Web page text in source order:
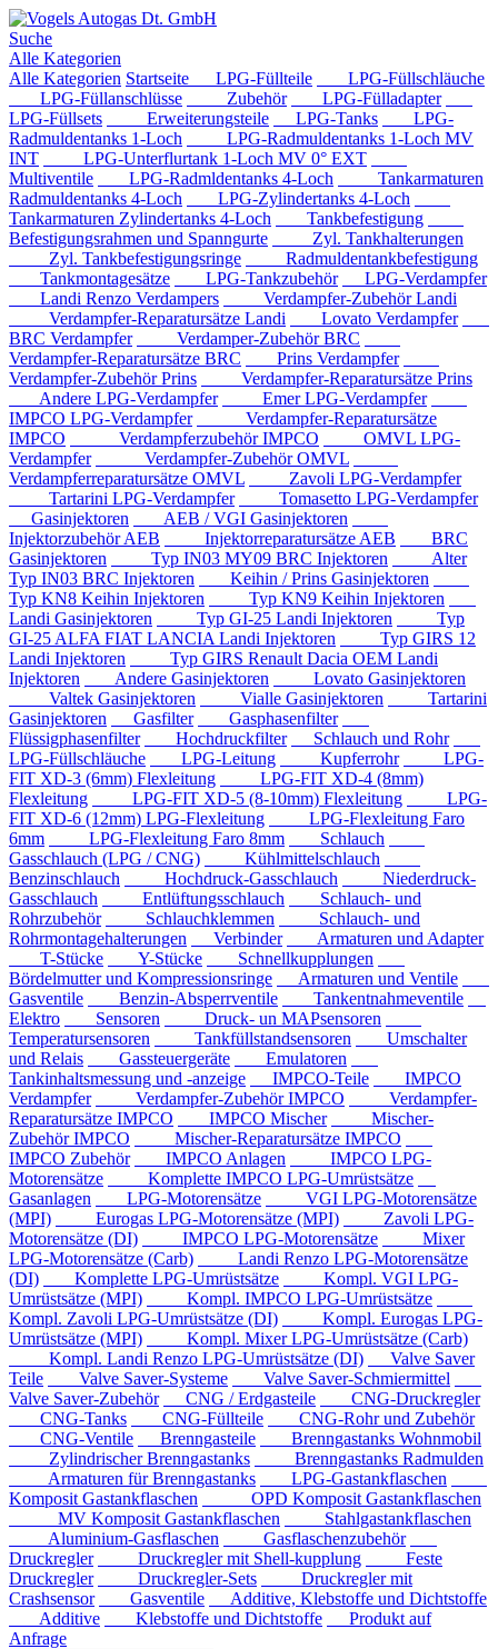
Suche
Alle Kategorien
Alle Kategorien Startseite LPG-Füllteile
LPG-Füllschläuche
LPG-Füllanschlüsse
Zubehör
LPG-Fülladapter
LPG-Füllsets
Erweiterungsteile LPG-Tanks
LPG-
Radmuldentanks 1-Loch
LPG-Radmuldentanks 1-Loch MV
INT
LPG-Unterflurtank 1-Loch MV 0° EXT
Multiventile
LPG-Radmldentanks 4-Loch
Tankarmaturen
Radmuldentanks 4-Loch
LPG-Zylindertanks 4-Loch
Tankarmaturen Zylindertanks 4-Loch
Tankbefestigung
Befestigungsrahmen und Spanngurte
Zyl. Tankhalterungen
Zyl. Tankbefestigungsringe
Radmuldentankbefestigung
Tankmontagesätze
LPG-Tankzubehör
LPG-Verdampfer
Landi Renzo Verdampers
Verdampfer-Zubehör Landi
Verdampfer-Reparatursätze Landi
Lovato Verdampfer
BRC Verdampfer
Verdamper-Zubehör BRC
Verdampfer-Reparatursätze BRC
Prins Verdampfer
Verdampfer-Zubehör Prins
Verdampfer-Reparatursätze Prins
Andere LPG-Verdampfer
Emer LPG-Verdampfer
IMPCO LPG-Verdampfer
Verdampfer-Reparatursätze
IMPCO
Verdampferzubehör IMPCO
OMVL LPG-
Verdampfer
Verdampfer-Zubehör OMVL
Verdampferreparatursätze OMVL
Zavoli LPG-Verdampfer
Tartarini LPG-Verdampfer
Tomasetto LPG-Verdampfer
Gasinjektoren
AEB / VGI Gasinjektoren
Injektorzubehör AEB
Injektorreparatursätze AEB
BRC
Gasinjektoren
Typ IN03 MY09 BRC Injektoren
Alter
Typ IN03 BRC Injektoren
Keihin / Prins Gasinjektoren
Typ KN8 Keihin Injektoren
Typ KN9 Keihin Injektoren
Landi Gasinjektoren
Typ GI-25 Landi Injektoren
Typ
GI-25 ALFA FIAT LANCIA Landi Injektoren
Typ GIRS 12
Landi Injektoren
Typ GIRS Renault Dacia OEM Landi
Injektoren
Andere Gasinjektoren
Lovato Gasinjektoren
Valtek Gasinjektoren
Vialle Gasinjektoren
Tartarini
Gasinjektoren
Gasfilter
Gasphasenfilter
Flüssigphasenfilter
Hochdruckfilter
Schlauch und Rohr
LPG-Füllschläuche
LPG-Leitung Kupferrohr
LPG-
FIT XD-3 (6mm) Flexleitung
LPG-FIT XD-4 (8mm)
Flexleitung
LPG-FIT XD-5 (8-10mm) Flexleitung
LPG-
FIT XD-6 (12mm) LPG-Flexleitung
LPG-Flexleitung Faro
6mm
LPG-Flexleitung Faro 8mm
Schlauch
Gasschlauch (LPG / CNG)
Kühlmittelschlauch
Benzinschlauch
Hochdruck-Gasschlauch
Niederdruck-
Gasschlauch
Entlüftungsschlauch
Schlauch- und
Rohrzubehör
Schlauchklemmen
Schlauch- und
Rohrmontagehalterungen
Verbinder
Armaturen und Adapter
T-Stücke
Y-Stücke
Schnellkupplungen
Bördelmutter und Kompressionsringe
Armaturen und Ventile
Gasventile
Benzin-Absperrventile
Tankentnahmeventile
Elektro
Sensoren
Druck- un MAPsensoren
Temperatursensoren
Tankfüllstandsensoren
Umschalter
und Relais
Gassteuergeräte
Emulatoren
Tankinhaltsmessung und -anzeige
IMPCO-Teile
IMPCO
Verdampfer
Verdampfer-Zubehör IMPCO
Verdampfer-
Reparatursätze IMPCO
IMPCO Mischer
Mischer-
Zubehör IMPCO
Mischer-Reparatursätze IMPCO
IMPCO Zubehör
IMPCO Anlagen
IMPCO LPG-
Motorensätze
Komplette IMPCO LPG-Umrüstsätze
Gasanlagen
LPG-Motorensätze
VGI LPG-Motorensätze
(MPI)
Eurogas LPG-Motorensätze (MPI)
Zavoli LPG-
Motorensätze (DI)
IMPCO LPG-Motorensätze
Mixer
LPG-Motorensätze (Carb)
Landi Renzo LPG-Motorensätze
(DI)
Komplette LPG-Umrüstsätze
Kompl. VGI LPG-
Umrüstsätze (MPI)
Kompl. IMPCO LPG-Umrüstsätze
Kompl. Zavoli LPG-Umrüstsätze (DI)
Kompl. Eurogas LPG-
Umrüstsätze (MPI)
Kompl. Mixer LPG-Umrüstsätze (Carb)
Kompl. Landi Renzo LPG-Umrüstsätze (DI)
Valve Saver
Teile
Valve Saver-Systeme
Valve Saver-Schmiermittel
Valve Saver-Zubehör
CNG / Erdgasteile
CNG-Druckregler
CNG-Tanks
CNG-Füllteile
CNG-Rohr und Zubehör
CNG-Ventile
Brenngasteile
Brenngastanks Wohnmobil
Zylindrischer Brenngastanks
Brenngastanks Radmulden
Armaturen für Brenngastanks
LPG-Gastankflaschen
Komposit Gastankflaschen
OPD Komposit Gastankflaschen
MV Komposit Gastankflaschen
Stahlgastankflaschen
Aluminium-Gasflaschen
Gasflaschenzubehör
Druckregler
Druckregler mit Shell-kupplung
Feste
Druckregler
Druckregler-Sets
Druckregler mit
Crashsensor
Gasventile
Additive, Klebstoffe und Dichtstoffe
Additive
Klebstoffe und Dichtstoffe
Produkt auf
Anfrage